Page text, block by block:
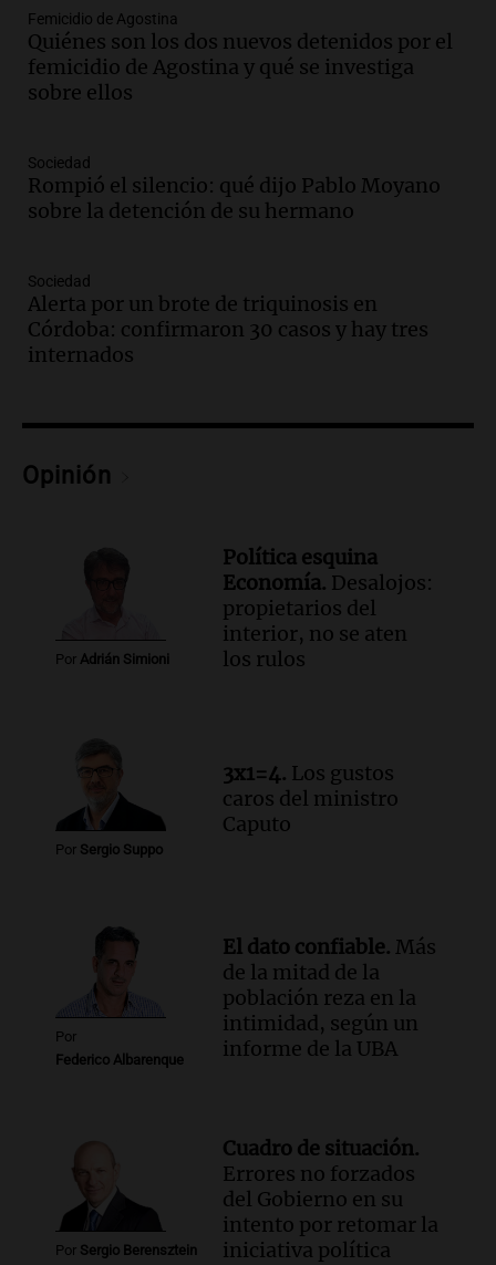
docente fallecido en 2021
Panorama Federal
Episodios
Audio.Trágico siniestro vial en Salta:
Panorama Federal
Episodios
fallecimiento de un docente
Panorama Federal
Episodios
Audio.Encuentran cuerpo en el Riacho
kitesurf
Episodios
Episodios
Audio.Femicidio por fuego en el auto:
qué dijo la defensa del esposo acusado
Audio.
Exconvicto con doble empleo
estatal: la SENAF asegura que se enteró
por los medios
Radioinforme 3
Episodios
Caputo | Por Sergio Suppo
3x1:4
Episodios
Femicidio de Agostina
Quiénes son los dos nuevos detenidos por el
femicidio de Agostina y qué se investiga
sobre ellos
Sociedad
Rompió el silencio: qué dijo Pablo Moyano
sobre la detención de su hermano
Sociedad
Alerta por un brote de triquinosis en
Córdoba: confirmaron 30 casos y hay tres
internados
Opinión
Por Adrián Simioni
Política esquina
Economía. Desalojos:
propietarios del
interior, no se aten
los rulos
Por Sergio Suppo
3x1=4. Los gustos
caros del ministro
Caputo
Por
Federico Albarenque
El dato confiable. Más
de la mitad de la
población reza en la
intimidad, según un
informe de la UBA
Por Sergio Berensztein
Cuadro de situación.
Errores no forzados
del Gobierno en su
intento por retomar la
iniciativa política